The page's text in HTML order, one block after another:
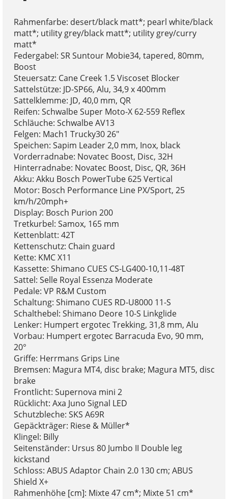
Rahmenfarbe: desert/black matt*; pearl white/black
matt*; utility grey/black matt*; utility grey/curry
matt*
Federgabel: SR Suntour Mobie34, tapered, 80mm,
Boost
Steuersatz: Cane Creek 1.5 Viscoset Blocker
Sattelstütze: JD-SP66, Alu, 34,9 x 400mm
Sattelklemme: JD, 40,0 mm, QR
Reifen: Schwalbe Super Moto-X 62-559 Reflex
Schläuche: Schwalbe AV13
Felgen: Mach1 Trucky30 26"
Speichen: Sapim Leader 2,0 mm, Inox, black
Vorderradnabe: Novatec Boost, Disc, 32H
Hinterradnabe: Novatec Boost, Disc, QR, 36H
Akku: Akku Bosch PowerTube 625 Vertical
Motor: Bosch Performance Line PX/Sport, 25
km/h/20mph+
Display: Bosch Purion 200
Tretkurbel: Samox, 165 mm
Kettenblatt: 42T
Kettenschutz: Chain guard
Kette: KMC X11
Kassette: Shimano CUES CS-LG400-10,11-48T
Sattel: Selle Royal Essenza Moderate
Pedale: VP R&M Custom
Schaltung: Shimano CUES RD-U8000 11-S
Schalthebel: Shimano Deore 10-S Linkglide
Lenker: Humpert ergotec Trekking, 31,8 mm, Alu
Vorbau: Humpert ergotec Barracuda Evo, 90 mm,
20°
Griffe: Herrmans Grips Line
Bremsen: Magura MT4, disc brake; Magura MT5, disc
brake
Frontlicht: Supernova mini 2
Rücklicht: Axa Juno Signal LED
Schutzbleche: SKS A69R
Gepäckträger: Riese & Müller*
Klingel: Billy
Seitenständer: Ursus 80 Jumbo II Double leg
kickstand
Schloss: ABUS Adaptor Chain 2.0 130 cm; ABUS
Shield X+
Rahmenhöhe [cm]: Mixte 47 cm*; Mixte 51 cm*